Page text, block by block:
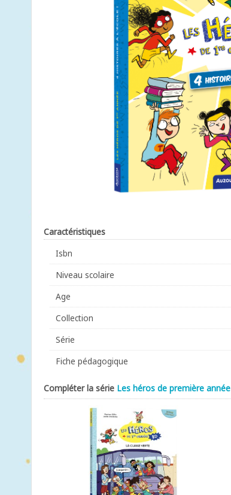
Caractéristiques
Isbn
Niveau scolaire
Age
Collection
Série
Fiche pédagogique
Compléter la série Les héros de première année